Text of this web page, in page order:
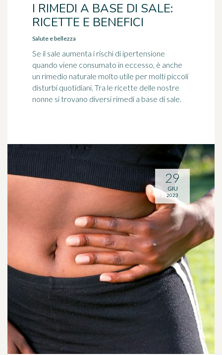
I RIMEDI A BASE DI SALE:
RICETTE E BENEFICI
Salute e bellezza
Se il sale aumenta i rischi di ipertensione
quando viene consumato in eccesso, è anche
un rimedio naturale molto utile per molti piccoli
disturbi quotidiani. Tra le ricette delle nostre
nonne si trovano diversi rimedi a base di sale.
29
GIU
2023